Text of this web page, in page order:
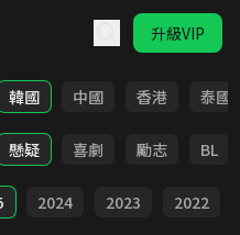
升級VIP
韓國 中國 香港 泰國
懸疑 喜劇 勵志 BL
2024 2023 2022